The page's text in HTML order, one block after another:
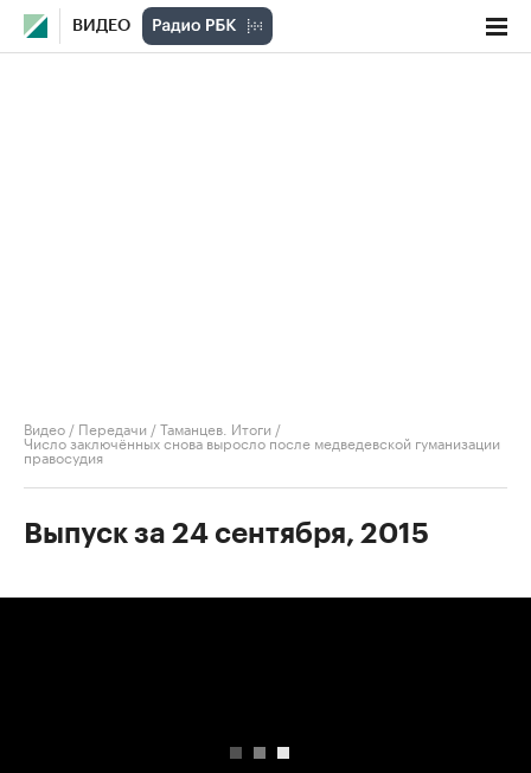
ВИДЕО
Видео / Передачи /Таманцев. Итоги /
Число заключённых снова выросло после медведевской гуманизации
правосудия
Выпуск за 24 сентября, 2015